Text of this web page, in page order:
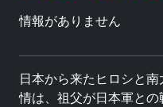
情報がありません
日本から来たヒロシと
情は、祖父が日本軍と